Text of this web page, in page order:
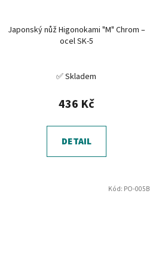
Japonský nůž Higonokami "M" Chrom –
ocel SK-5
✅ Skladem
436 Kč
DETAIL
Kód: PO-005B